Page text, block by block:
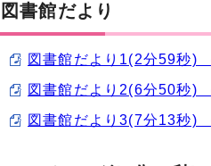
図書館だより
図書館だより1(2分59秒)
図書館だより2(6分50秒)
図書館だより3(7分13秒)